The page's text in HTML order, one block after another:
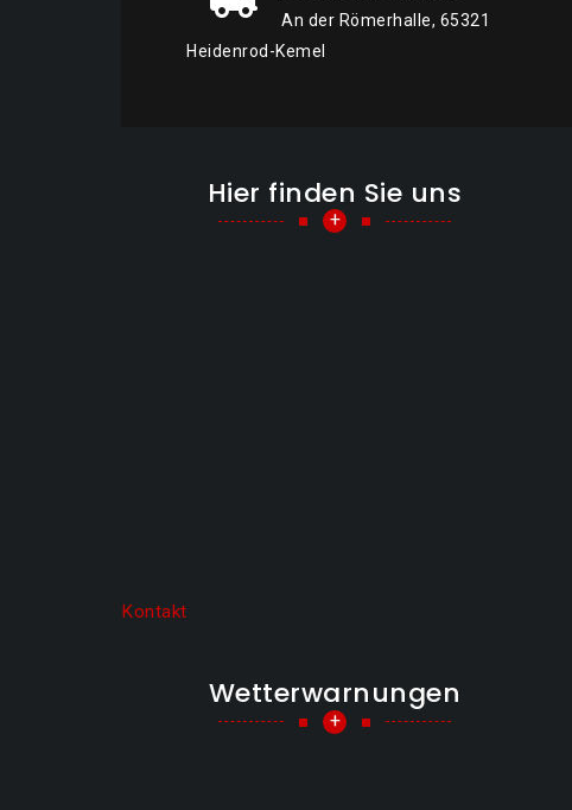
An der Römerhalle, 65321
Heidenrod-Kemel
Hier finden Sie uns
+
Kontakt
Wetterwarnungen
+